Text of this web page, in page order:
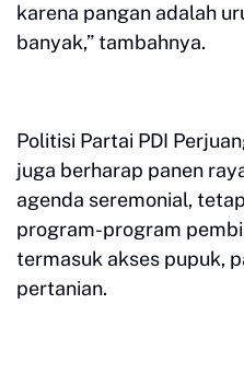
karena pangan adalah
banyak,” tambahnya.
Politisi Partai PDI
juga berharap panen
agenda seremonial,
program-program
termasuk akses pupuk,
pertanian.